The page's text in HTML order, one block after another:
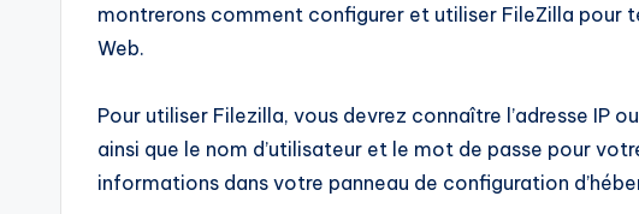
montrerons comment configurer et utiliser FileZilla pour
Web.
Pour utiliser Filezilla, vous devrez connaître l’adresse IP
ainsi que le nom d’utilisateur et le mot de passe pour
informations dans votre panneau de configuration